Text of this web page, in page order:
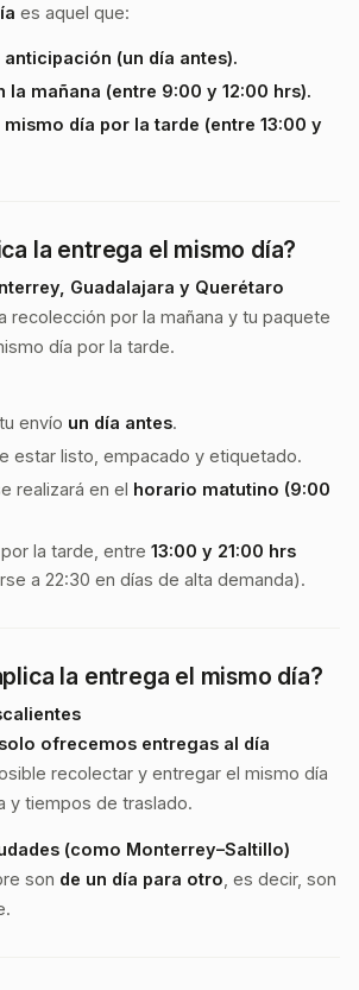
es aquel que:
(un día antes).
la mañana (entre 9:00 y 12:00 hrs).
día por la tarde (entre 13:00 y
la entrega el mismo día?
Guadalajara y Querétaro
recolección por la mañana y tu paquete
día por la tarde.
envío un día antes.
estar listo, empacado y etiquetado.
realizará en el horario matutino (9:00
la tarde, entre 13:00 y 21:00 hrs
a 22:30 en días de alta demanda).
la entrega el mismo día?
solo ofrecemos entregas al día
recolectar y entregar el mismo día
y tiempos de traslado.
(como Monterrey–Saltillo)
son de un día para otro , es decir, son